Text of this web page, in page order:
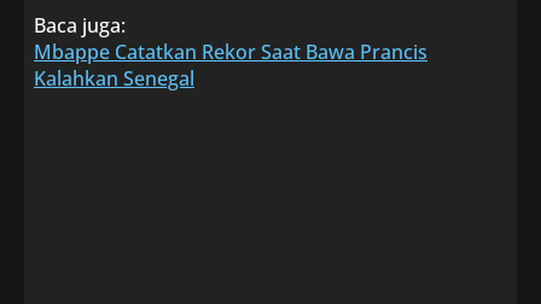
Baca juga:
Mbappe Catatkan Rekor Saat Bawa Prancis
Kalahkan Senegal